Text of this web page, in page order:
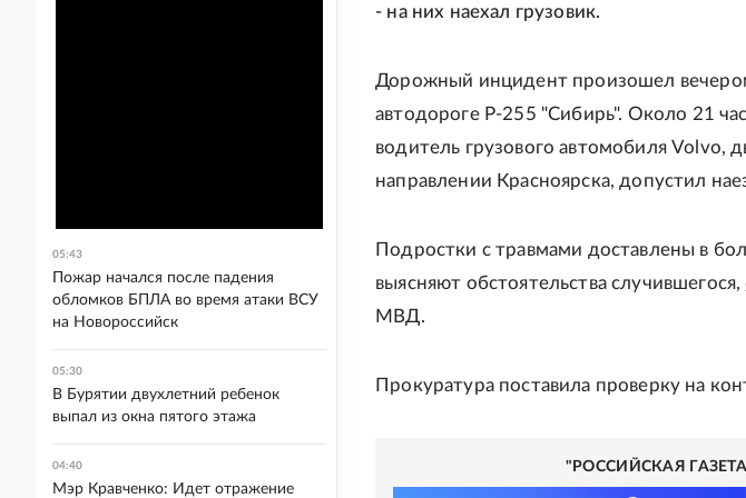
- на них наехал грузовик.
Дорожный инцидент произошел
автодороге Р-255 "Сибирь". Около 21
водитель грузового автомобиля Volvo,
направлении Красноярска, допустил
Подростки с травмами доставлены в
выясняют обстоятельства случившегося,
МВД.
Прокуратура поставила проверку на
"РОССИЙСКАЯ
05:43
Пожар начался после падения
обломков БПЛА во время атаки ВСУ
на Новороссийск
05:30
В Бурятии двухлетний ребенок
выпал из окна пятого этажа
04:40
Мэр Кравченко: Идет отражение